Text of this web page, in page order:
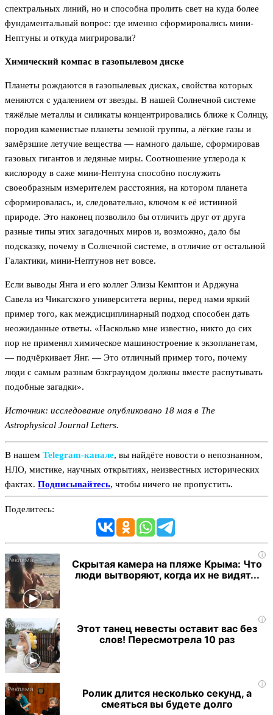
спектральных линий, но и способна пролить свет на куда более
фундаментальный вопрос: где именно сформировались мини-
Нептуны и откуда мигрировали?
Химический компас в газопылевом диске
Планеты рождаются в газопылевых дисках, свойства которых
меняются с удалением от звезды. В нашей Солнечной системе
тяжёлые металлы и силикаты концентрировались ближе к Солнцу,
породив каменистые планеты земной группы, а лёгкие газы и
замёрзшие летучие вещества — намного дальше, сформировав
газовых гигантов и ледяные миры. Соотношение углерода к
кислороду в саже мини-Нептуна способно послужить
своеобразным измерителем расстояния, на котором планета
сформировалась, и, следовательно, ключом к её истинной
природе. Это наконец позволило бы отличить друг от друга
разные типы этих загадочных миров и, возможно, дало бы
подсказку, почему в Солнечной системе, в отличие от остальной
Галактики, мини-Нептунов нет вовсе.
Если выводы Янга и его коллег Элизы Кемптон и Арджуна
Савела из Чикагского университета верны, перед нами яркий
пример того, как междисциплинарный подход способен дать
неожиданные ответы. «Насколько мне известно, никто до сих
пор не применял химическое машиностроение к экзопланетам,
— подчёркивает Янг. — Это отличный пример того, почему
люди с самым разным бэкграундом должны вместе распутывать
подобные загадки».
Источник: исследование опубликовано 18 мая в The
Astrophysical Journal Letters.
В нашем Telegram‑канале, вы найдёте новости о непознанном,
НЛО, мистике, научных открытиях, неизвестных исторических
фактах. Подписывайтесь, чтобы ничего не пропустить.
Поделитесь:
i
Скрытая камера на пляже Крыма: Что
люди вытворяют, когда их не видят...
i
Этот танец невесты оставит вас без
слов! Пересмотрела 10 раз
i
Ролик длится несколько секунд, а
смеяться вы будете долго